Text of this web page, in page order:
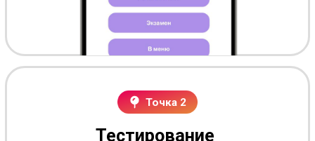
Обучение с ИИ-
помощником
Не понял знак или правило? Спроси прямо в
приложении. GPT-ассистент объяснит
простым языком — без занудных
в одном другом приложении для ПДД — и уж
Точка 3